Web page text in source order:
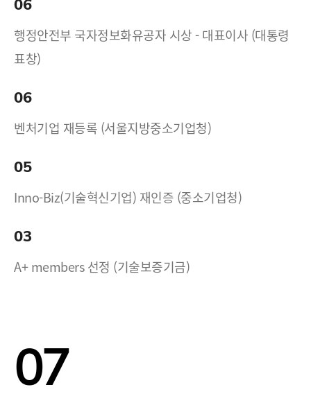
06
행정안전부 국자정보화유공자 시상 - 대표이사 (대통령
표창)
06
벤처기업 재등록 (서울지방중소기업청)
05
Inno-Biz(기술혁신기업) 재인증 (중소기업청)
03
A+ members 선정 (기술보증기금)
07